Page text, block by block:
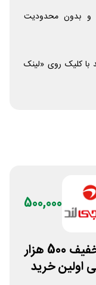
و بدون محدودیت
کلیک روی «لینک
500,000
کد تخفیف 500 هزار
اولین خرید